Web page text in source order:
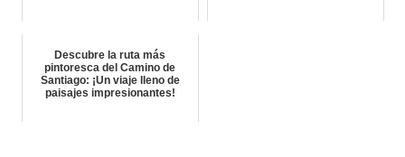
Descubre la ruta más
pintoresca del Camino de
Santiago: ¡Un viaje lleno de
paisajes impresionantes!